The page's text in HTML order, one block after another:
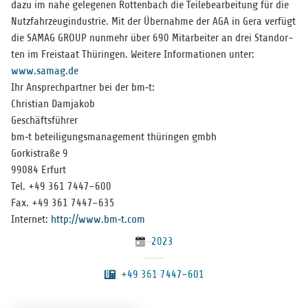
dazu im nahe gele­ge­nen Rot­ten­bach die Tei­le­be­ar­bei­tung für die
Nutz­fahr­zeug­in­dus­trie. Mit der Über­nahme der AGA in Gera ver­fügt
die SAMAG GROUP nun­mehr über 690 Mit­ar­bei­ter an drei Stand­or­
ten im Frei­staat Thü­rin­gen. Wei­tere Infor­ma­tio­nen unter:
www.samag.de
Ihr Ansprech­part­ner bei der bm‑t:
Chris­tian Damjakob
Geschäftsführer
bm‑t betei­li­gungs­ma­nage­ment thü­rin­gen gmbh
Gor­ki­straße 9
99084 Erfurt
Tel. +49 361 7447–600
Fax. +49 361 7447–635
Inter­net: http://www.bm‑t.com
2023
+49 361 7447–601